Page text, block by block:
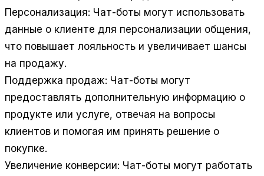
Персонализация: Чат-боты могут использовать
данные о клиенте для персонализации общения,
что повышает лояльность и увеличивает шансы
на продажу.
Поддержка продаж: Чат-боты могут
предоставлять дополнительную информацию о
продукте или услуге, отвечая на вопросы
клиентов и помогая им принять решение о
покупке.
Увеличение конверсии: Чат-боты могут работать